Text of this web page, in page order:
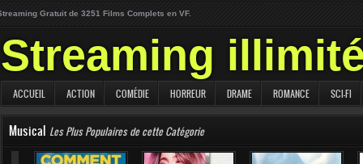
Gratuit de 3251 Films Complets en VF.
Streaming
ACCUEIL ACTION COMÉDIE HORREUR DRAME ROMANCE SCI-FI
Musical Les Plus Populaires de cette Catégorie